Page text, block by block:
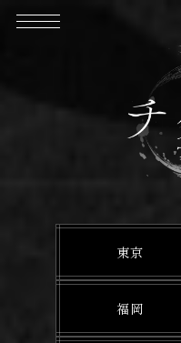
東京
福岡